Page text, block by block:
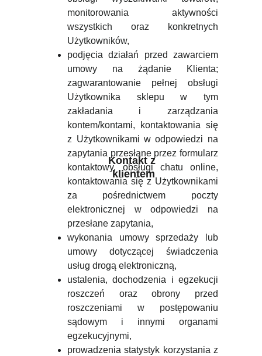
monitorowania aktywności
wszystkich oraz konkretnych
Użytkowników,
podjęcia działań przed zawarciem
umowy na żądanie Klienta;
zagwarantowanie pełnej obsługi
Użytkownika sklepu w tym
zakładania i zarządzania
kontem/kontami, kontaktowania się
z Użytkownikami w odpowiedzi na
zapytania przesłane przez formularz
kontaktowy, obsługi chatu online,
kontaktowania się z Użytkownikami
za pośrednictwem poczty
elektronicznej w odpowiedzi na
przesłane zapytania,
wykonania umowy sprzedaży lub
umowy dotyczącej świadczenia
usług drogą elektroniczną,
ustalenia, dochodzenia i egzekucji
roszczeń oraz obrony przed
roszczeniami w postępowaniu
sądowym i innymi organami
egzekucyjnymi,
prowadzenia statystyk korzystania z
Kontakt z
klientem